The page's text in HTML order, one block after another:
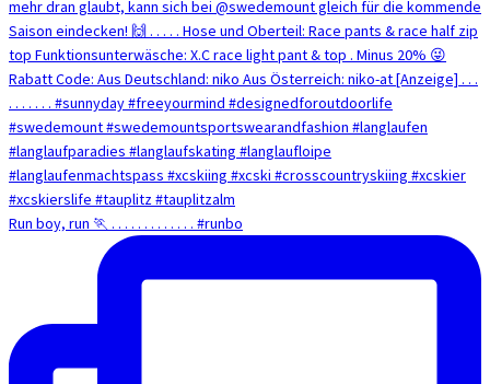
Run boy, run 🏃 . . . . . . . . . . . . . #runbo